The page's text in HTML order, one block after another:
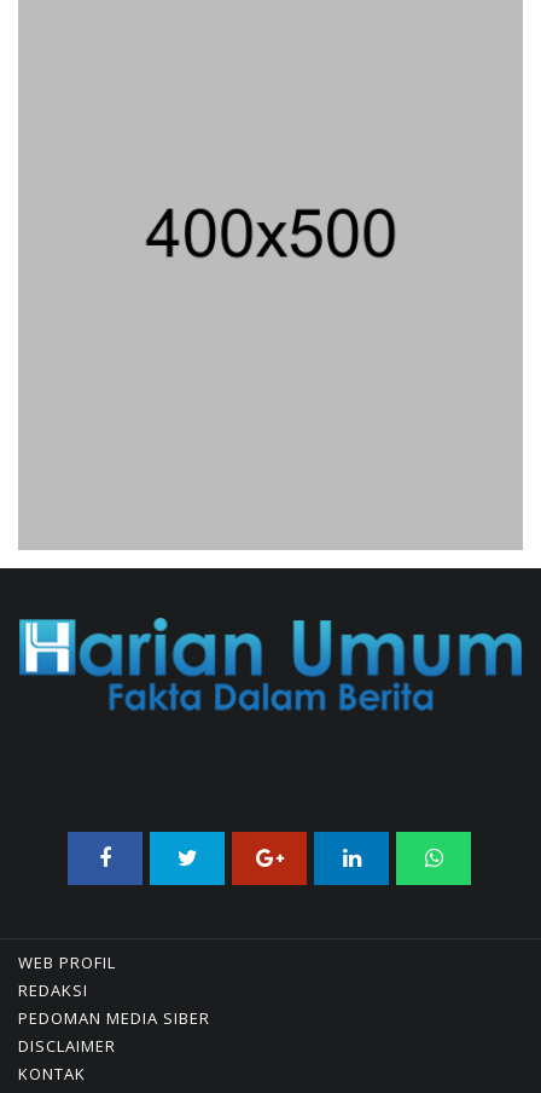
04/08/2026 22:54 WIB || MAKRO/MIKRO
Eksepsinya Diterima Hakim, Dokter
Dalam Makalah MBG Untuk Dapat
WEB PROFIL
REDAKSI
PEDOMAN MEDIA SIBER
DISCLAIMER
KONTAK